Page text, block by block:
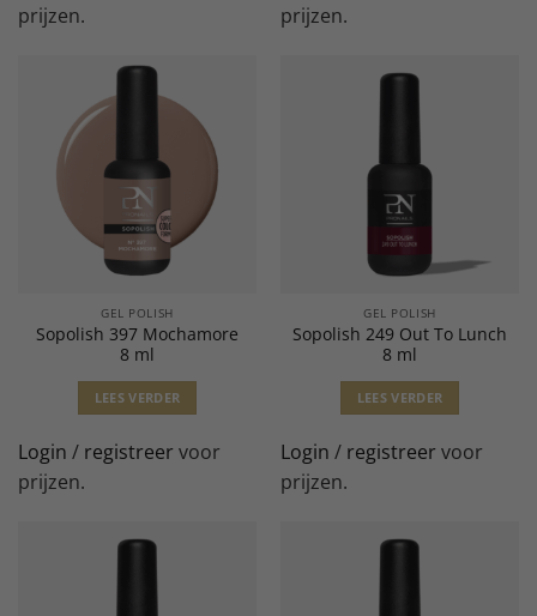
prijzen.
prijzen.
GEL POLISH
Sopolish 397 Mochamore
8 ml
LEES VERDER
Login / registreer voor
prijzen.
GEL POLISH
Sopolish 249 Out To Lunch
8 ml
LEES VERDER
Login / registreer voor
prijzen.